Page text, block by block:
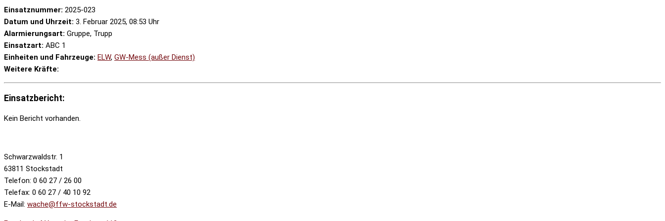
Einsatznummer: 2025-023
Datum und Uhrzeit: 3. Februar 2025, 08:53 Uhr
Alarmierungsart: Gruppe, Trupp
Einsatzart: ABC 1
Einheiten und Fahrzeuge: ELW, GW-Mess (außer Dienst)
Weitere Kräfte:
Einsatzbericht:
Kein Bericht vorhanden.
Schwarzwaldstr. 1
63811 Stockstadt
Telefon: 0 60 27 / 26 00
Telefax: 0 60 27 / 40 10 92
E-Mail: wache@ffw-stockstadt.de